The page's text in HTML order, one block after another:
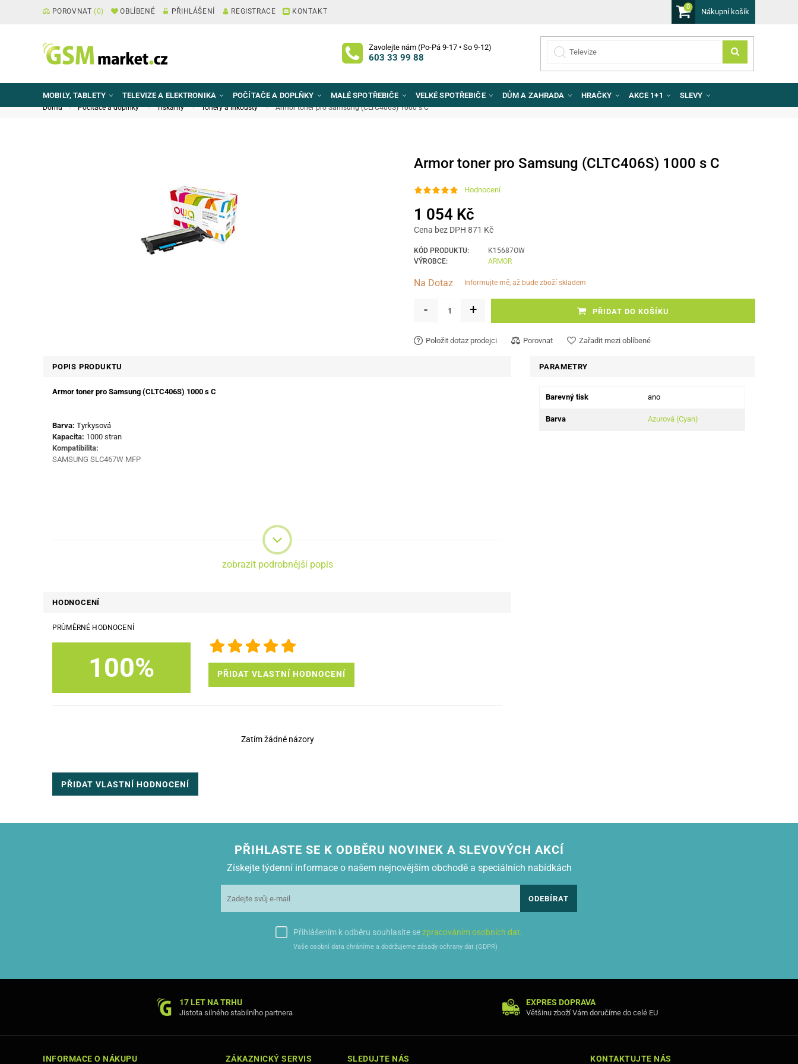
Zavolejte nám (Po-Pá 9-17 • So 9-12)
603 33 99 88
POROVNAT(0) OBLÍBENÉ PŘIHLÁŠENÍ REGISTRACE KONTAKT
0
Nákupní košík
MOBILY, TABLETY TELEVIZE A ELEKTRONIKA POČÍTAČE A DOPLŇKY MALÉ SPOTŘEBIČE VELKÉ SPOTŘEBIČE DŮM A ZAHRADA HRAČKY AKCE 1+1 SLEVY
Domů Počítače a doplňky Tiskárny Tonery a inkousty Armor toner pro Samsung (CLTC406S) 1000 s C
Armor toner pro Samsung (CLTC406S) 1000 s C
Hodnocení
1 054 Kč
Cena bez DPH 871 Kč
KÓD PRODUKTU:
K15687OW
VÝROBCE:
ARMOR
Na Dotaz informujte mě, až bude zboží skladem
- + PŘIDAT DO KOŠÍKU
Položit dotaz prodejci Porovnat Zařadit mezi oblíbené
POPIS PRODUKTU
Armor toner pro Samsung (CLTC406S) 1000 s C
Barva: Tyrkysová
Kapacita: 1000 stran
Kompatibilita:
SAMSUNG SLC467W MFP
zobrazit podrobnější popis
PARAMETRY
Barevný tisk ano
Barva Azurová (Cyan)
HODNOCENÍ
PRŮMĚRNÉ HODNOCENÍ
100% PŘIDAT VLASTNÍ HODNOCENÍ
Zatím žádné názory
PŘIDAT VLASTNÍ HODNOCENÍ
PŘIHLASTE SE K ODBĚRU NOVINEK A SLEVOVÝCH AKCÍ
Získejte týdenní informace o našem nejnovějším obchodě a speciálních nabídkách
ODEBÍRAT
Přihlášením k odběru souhlasíte sezpracováním osobních dat.
Vaše osobní data chráníme a dodržujeme zásady ochrany dat (GDPR)
17 LET NA TRHU
Jistota silného stabilního partnera
EXPRES DOPRAVA
Většinu zboží Vám doručíme do celé EU
INFORMACE O NÁKUPU ZÁKAZNICKÝ SERVIS SLEDUJTE NÁS KONTAKTUJTE NÁS